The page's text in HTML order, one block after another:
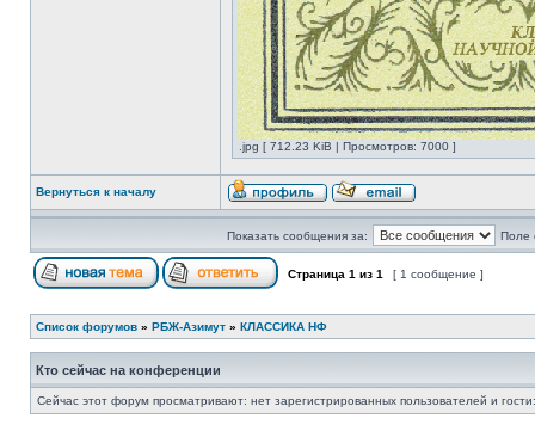
.jpg [ 712.23 KiB | Просмотров: 7000 ]
Вернуться к началу
Показать сообщения за: Поле
Страница 1 из 1 [ 1 сообщение ]
Список форумов » РБЖ-Азимут » КЛАССИКА НФ
Кто сейчас на конференции
Сейчас этот форум просматривают: нет зарегистрированных пользователей и